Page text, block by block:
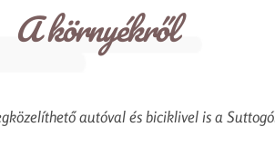
A környékről
autóval és biciklivel is a